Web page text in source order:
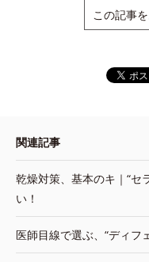
この記事
関連記事
乾燥対策、基本のキ｜“セ
い！
医師目線で選ぶ、“ディフ